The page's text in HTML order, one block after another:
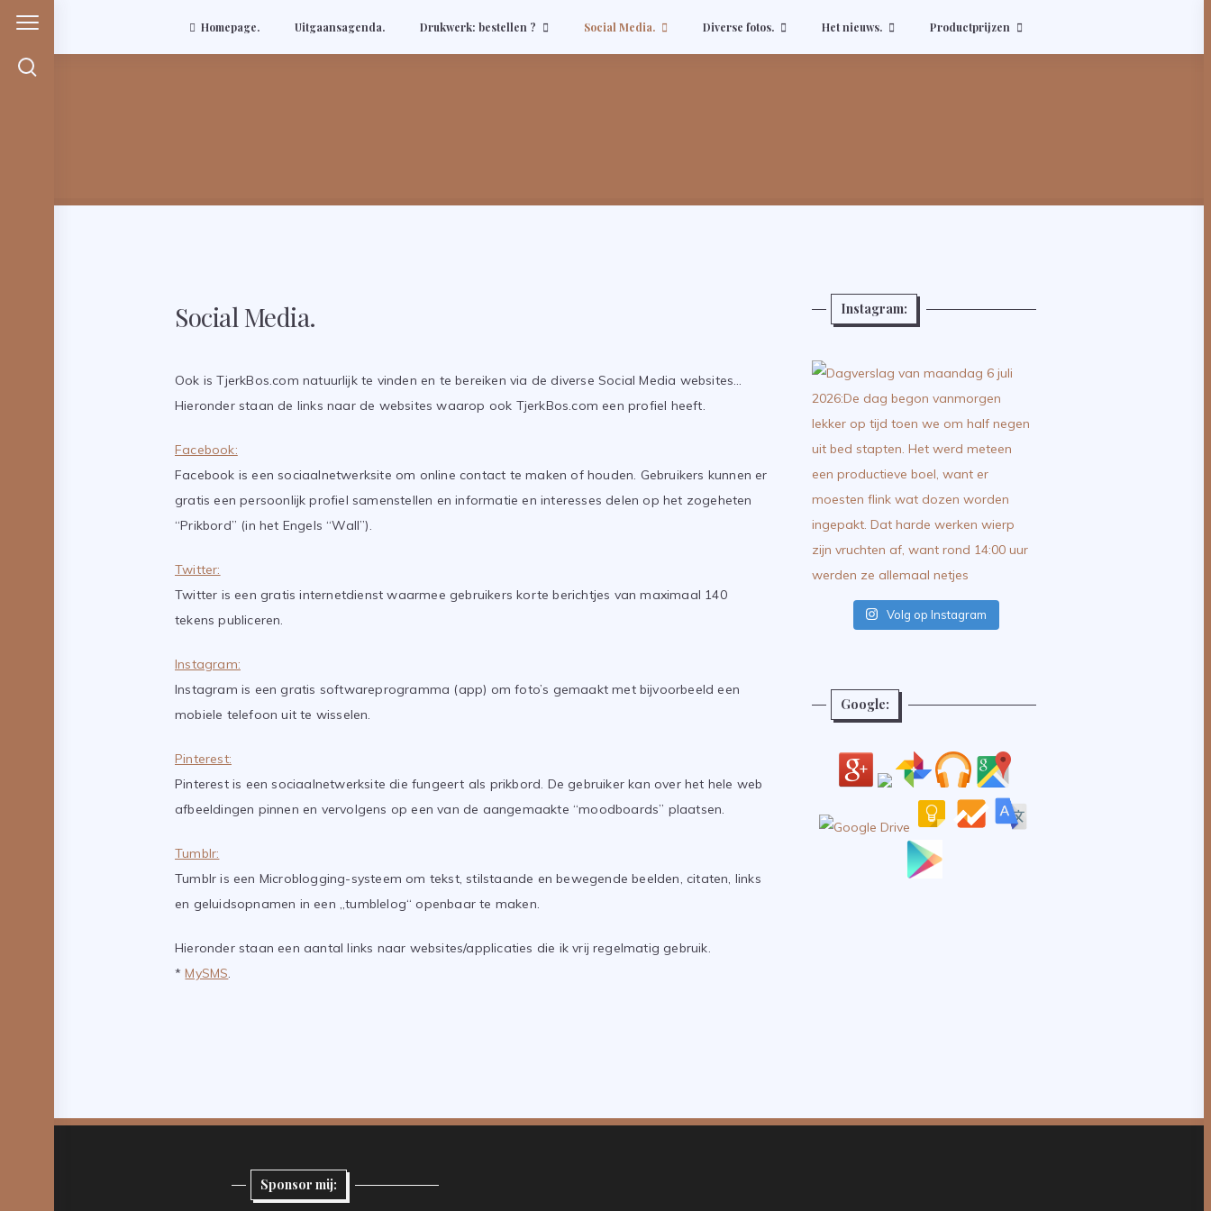
Skip
Homepage. Uitgaansagenda. Drukwerk: bestellen ? Social Media. Diverse fotos. Het nieuws. Productprijzen
Social Media.
Ook is TjerkBos.com natuurlijk te vinden en te bereiken via de diverse Social Media websites…
Hieronder staan de links naar de websites waarop ook TjerkBos.com een profiel heeft.
Facebook:
Facebook is een sociaalnetwerksite om online contact te maken of houden. Gebruikers kunnen er
gratis een persoonlijk profiel samenstellen en informatie en interesses delen op het zogeheten
“Prikbord” (in het Engels “Wall”).
Twitter:
Twitter is een gratis internetdienst waarmee gebruikers korte berichtjes van maximaal 140
tekens publiceren.
Instagram:
Instagram is een gratis softwareprogramma (app) om foto’s gemaakt met bijvoorbeeld een
mobiele telefoon uit te wisselen.
Pinterest:
Pinterest is een sociaalnetwerksite die fungeert als prikbord. De gebruiker kan over het hele web
afbeeldingen pinnen en vervolgens op een van de aangemaakte “moodboards” plaatsen.
Tumblr:
Tumblr is een Microblogging-systeem om tekst, stilstaande en bewegende beelden, citaten, links
en geluidsopnamen in een „tumblelog“ openbaar te maken.
Hieronder staan een aantal links naar websites/applicaties die ik vrij regelmatig gebruik.
*MySMS.
Instagram:
Volg op Instagram
Google:
Sponsor mij: